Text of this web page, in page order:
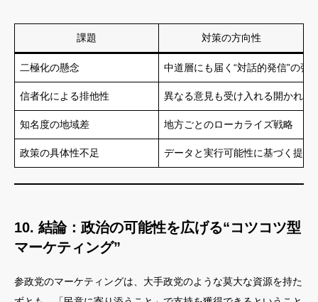
課題 対策の方向性
二極化の懸念 中道層にも届く“対話的発信”の強
信者化による排他性 異なる意見も受け入れる開かれた
知名度の地域差 地方ごとのローカライズ戦略
政策の具体性不足 データと実行可能性に基づく提案
10. 結論：政治の可能性を広げる“コツコツ型
マーケティング”
参政党のマーケティングは、大手政党のような莫大な資源を持た